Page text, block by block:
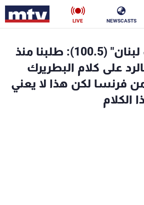
NEWSCASTS
LIVE
ماروني لـ"صوت لبنان" (100.5): طلبنا منذ
على كلام البطريرك
فرنسا لكن هذا لا يعني
الكلام